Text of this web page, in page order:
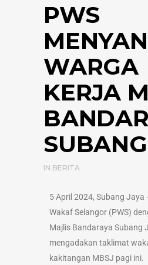
PWS
WARGA
KERJA
IN BERITA
5 April 2024, Subang Jaya
Wakaf Selangor (PWS)
Majlis Bandaraya Subang
mengadakan taklimat
kakitangan MBSJ pagi ini.